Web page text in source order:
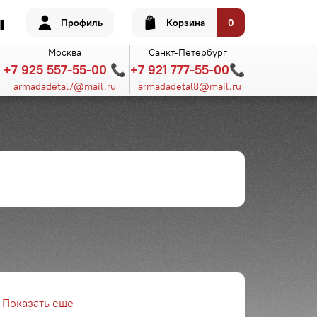
Профиль Корзина 0
Москва Санкт-Петербург
+7 925 557-55-00 📞 +7 921 777-55-00📞
armadadetal7@mail.ru armadadetal8@mail.ru
Показать еще